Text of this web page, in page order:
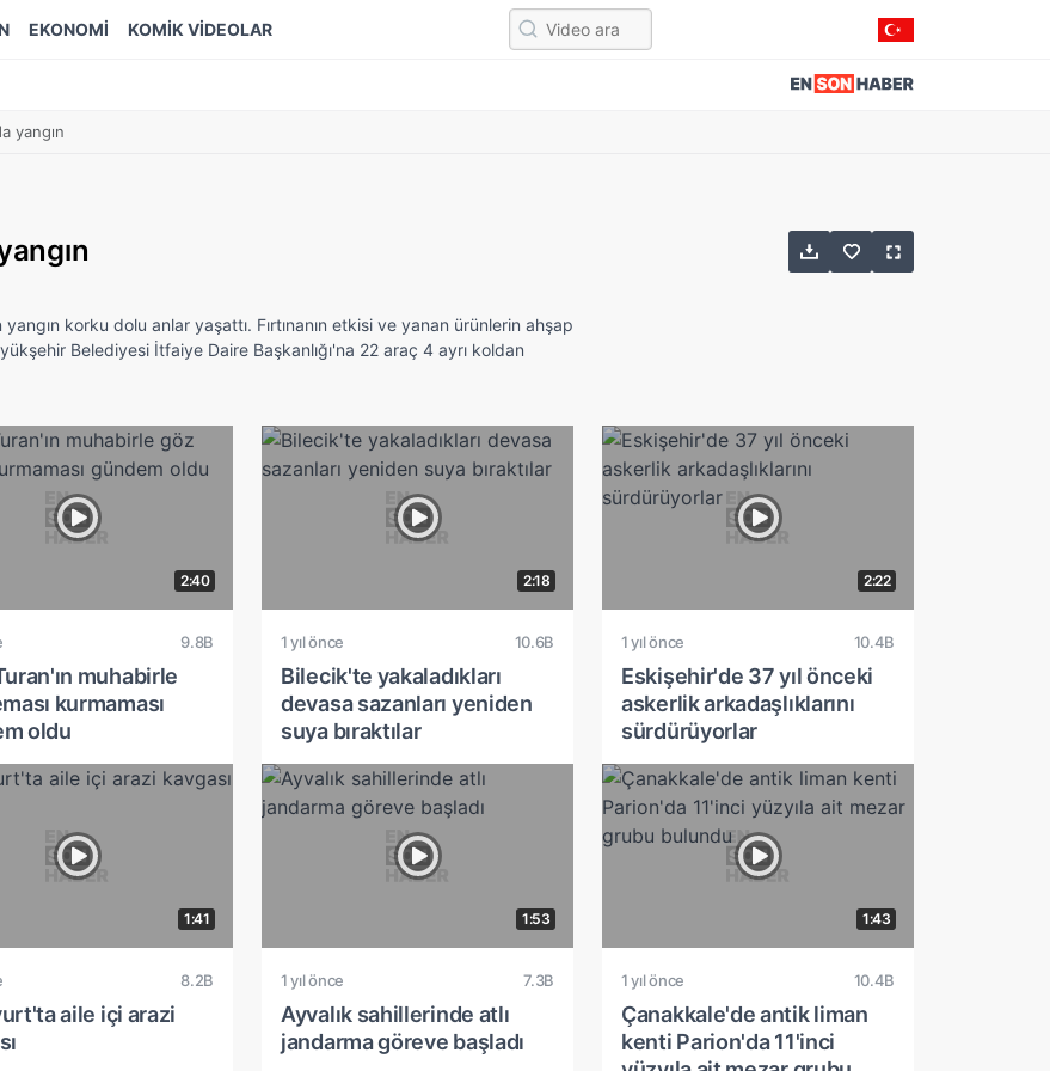
EKONOMİ KOMİK VİDEOLAR
yangın
korku dolu anlar yaşattı. Fırtınanın etkisi ve yanan ürünlerin ahşap
Belediyesi İtfaiye Daire Başkanlığı'na 22 araç 4 ayrı koldan
2:40
9.8B
muhabirle
kurmaması
oldu
2:18
1 yıl önce 10.6B
Bilecik'te yakaladıkları
devasa sazanları yeniden
suya bıraktılar
2:22
1 yıl önce 10.4B
Eskişehir'de 37 yıl önceki
askerlik arkadaşlıklarını
sürdürüyorlar
1:41
8.2B
aile içi arazi
1:53
1 yıl önce 7.3B
Ayvalık sahillerinde atlı
jandarma göreve başladı
1:43
1 yıl önce 10.4B
Çanakkale'de antik liman
kenti Parion'da 11'inci